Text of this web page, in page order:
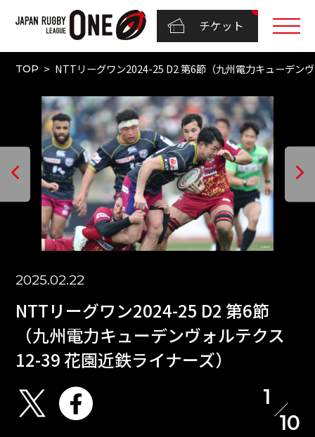
チケット
TOP NTTリーグワン2024-25 D2 第6節（九州電力キューデン
2025.02.22
NTTリーグワン2024-25 D2 第6節
（九州電力キューデンヴォルテクス
12-39 花園近鉄ライナーズ）
1
10